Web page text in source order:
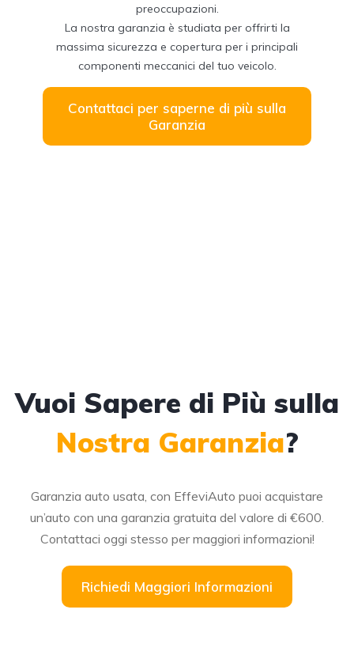
preoccupazioni.
La nostra garanzia è studiata per offrirti la
massima sicurezza e copertura per i principali
componenti meccanici del tuo veicolo.
Contattaci per saperne di più sulla
Garanzia
Vuoi Sapere di Più sulla
Nostra Garanzia?
Garanzia auto usata, con EffeviAuto puoi acquistare
un’auto con una garanzia gratuita del valore di €600.
Contattaci oggi stesso per maggiori informazioni!
Richiedi Maggiori Informazioni